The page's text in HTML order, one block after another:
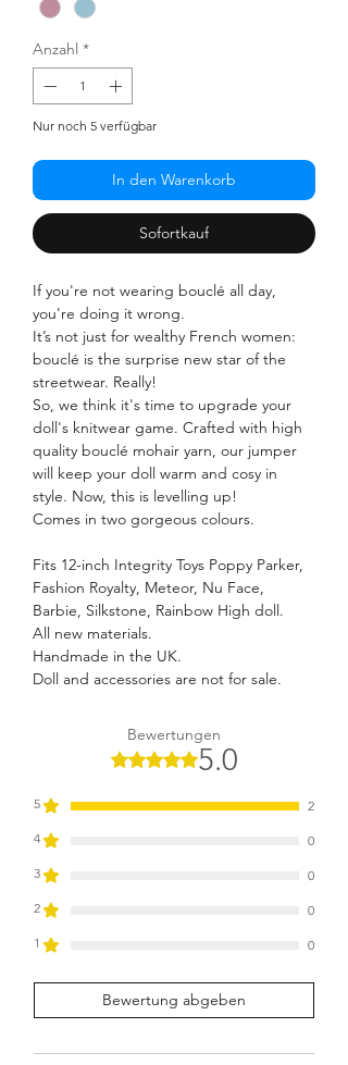
Anzahl *
Nur noch 5 verfügbar
In den Warenkorb
Sofortkauf
If you're not wearing bouclé all day,
you're doing it wrong.
It’s not just for wealthy French women:
bouclé is the surprise new star of the
streetwear. Really!
So, we think it's time to upgrade your
doll's knitwear game. Crafted with high
quality bouclé mohair yarn, our jumper
will keep your doll warm and cosy in
style. Now, this is levelling up!
Comes in two gorgeous colours.
Fits 12-inch Integrity Toys Poppy Parker,
Fashion Royalty, Meteor, Nu Face,
Barbie, Silkstone, Rainbow High doll.
All new materials.
Handmade in the UK.
Doll and accessories are not for sale.
Bewertungen
Mit 5 von 5 Sternen bewertet.
5.0
5
2
4
0
3
0
2
0
1
0
Bewertung abgeben